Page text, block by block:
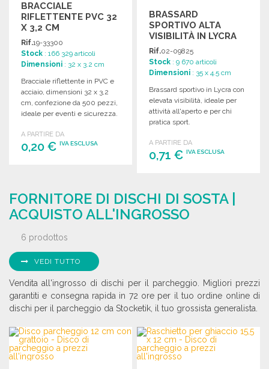
BRACCIALE
RIFLETTENTE PVC 32
X 3,2 CM
Rif.19-33300
Stock : 166 329 articoli
Dimensioni : 32 x 3.2 cm
Bracciale riflettente in PVC e
acciaio, dimensioni 32 x 3,2
cm, confezione da 500 pezzi,
ideale per eventi e sicurezza.
A PARTIRE DA
0,20 € IVA ESCLUSA
BRASSARD
SPORTIVO ALTA
VISIBILITÀ IN LYCRA
Rif.02-09825
Stock : 9 670 articoli
Dimensioni : 35 x 4.5 cm
Brassard sportivo in Lycra con
elevata visibilità, ideale per
attività all'aperto e per chi
pratica sport.
A PARTIRE DA
0,71 €IVA ESCLUSA
Richiedi un preventivo
FORNITORE DI DISCHI DI SOSTA |
ACQUISTO ALL'INGROSSO
6 prodottos
VEDI TUTTO
Vendita all'ingrosso di dischi per il parcheggio. Migliori prezzi
garantiti e consegna rapida in 72 ore per il tuo ordine online di
dischi per il parcheggio da Stocketik, il tuo grossista generalista.